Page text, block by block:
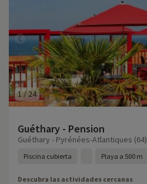
1/24
Guéthary - Pension
Guéthary - Pyrénées-Atlantiques (64)
Piscina cubierta Playa a 500 m
Descubra las actividades cercanas